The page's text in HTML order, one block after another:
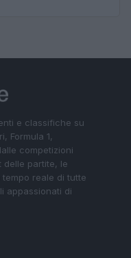
e classifiche su
Formula 1,
competizioni
delle partite, le
reale di tutte
appassionati di